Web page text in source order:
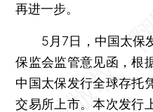
再进一步。
5月7日，中国太保发
保监会监管意见函，根
中国太保发行全球存托
交易所上市。本次发行